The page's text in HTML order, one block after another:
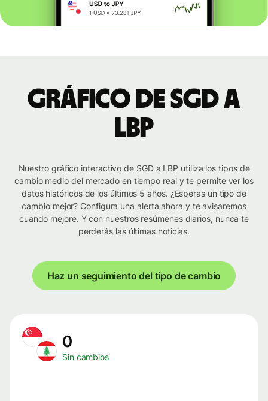
Gráfico de SGD a
LBP
Nuestro gráfico interactivo de SGD a LBP utiliza los tipos de
cambio medio del mercado en tiempo real y te permite ver los
datos históricos de los últimos 5 años. ¿Esperas un tipo de
cambio mejor? Configura una alerta ahora y te avisaremos
cuando mejore. Y con nuestros resúmenes diarios, nunca te
perderás las últimas noticias.
Haz un seguimiento del tipo de cambio
0
Sin cambios